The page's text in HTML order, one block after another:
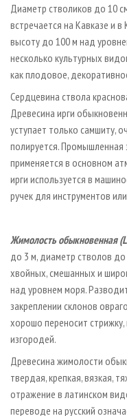
Диаметр стволиков до 10
встречается на Кавказе и
высоту до 100 м над
несколько культурных
как плодовое,
Сердцевина ствола
Древесина ирги
уступает только самшиту,
полируется. Промышленная
применяется в основном
ирги используется в
ручек для инструментов
Жимолость обыкновенная
до 3 м, диаметр стволов до
хвойных, смешанных и
над уровнем моря.
закреплении склонов
хорошо переносит
изгородей.
Древесина жимолости
твердая, крепкая, вязкая,
отражение в латинском
переводе на русский